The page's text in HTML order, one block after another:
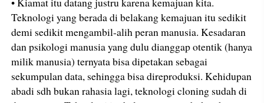
Teknologi yang berada di belakang kemajuan itu sedikit
demi sedikit mengambil-alih peran manusia. Kesadaran
dan psikologi manusia yang dulu dianggap otentik (hanya
milik manusia) ternyata bisa dipetakan sebagai
sekumpulan data, sehingga bisa direproduksi. Kehidupan
abadi sdh bukan rahasia lagi, teknologi cloning sudah di